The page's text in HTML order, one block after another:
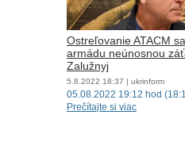
Ostreľovanie ATACM
armádu neúnosnou
Zalužnyj
5.8.2022 18:37 | ukrinform
05.08.2022 19:12 hod
Prečítajte si viac